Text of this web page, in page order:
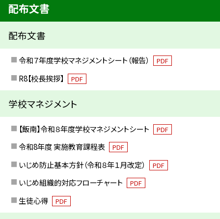
配布文書
配布文書
令和７年度学校マネジメントシート（報告） PDF
R8【校長挨拶】 PDF
学校マネジメント
【飯南】令和８年度学校マネジメントシート PDF
令和8年度 実施教育課程表 PDF
いじめ防止基本方針（令和８年１月改定） PDF
いじめ組織的対応フローチャート PDF
生徒心得 PDF